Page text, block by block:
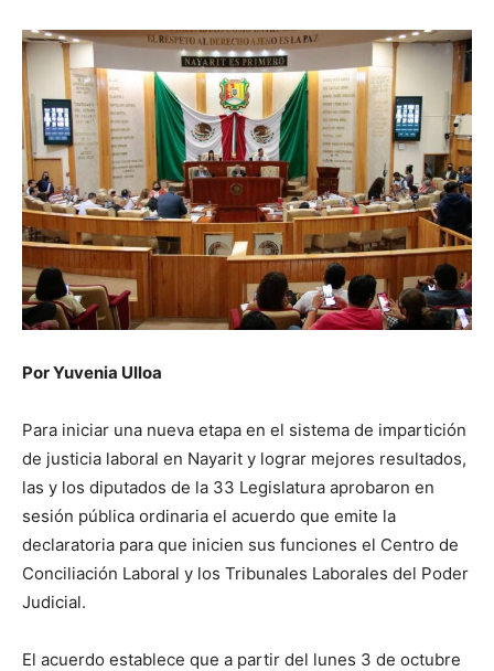
Por Yuvenia Ulloa
Para iniciar una nueva etapa en el sistema de impartición
de justicia laboral en Nayarit y lograr mejores resultados,
las y los diputados de la 33 Legislatura aprobaron en
sesión pública ordinaria el acuerdo que emite la
declaratoria para que inicien sus funciones el Centro de
Conciliación Laboral y los Tribunales Laborales del Poder
Judicial.
El acuerdo establece que a partir del lunes 3 de octubre